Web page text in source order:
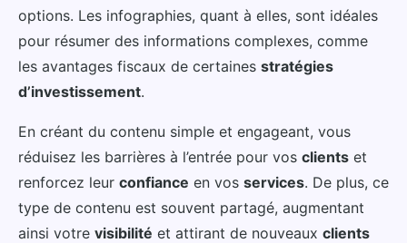
options. Les infographies, quant à elles, sont idéales
pour résumer des informations complexes, comme
les avantages fiscaux de certaines stratégies
d’investissement.
En créant du contenu simple et engageant, vous
réduisez les barrières à l’entrée pour vos clients et
renforcez leur confiance en vos services. De plus, ce
type de contenu est souvent partagé, augmentant
ainsi votre visibilité et attirant de nouveaux clients